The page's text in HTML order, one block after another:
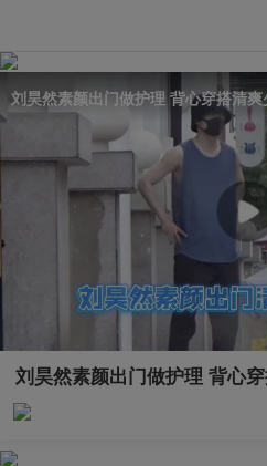
刘昊然素颜出门做护理 背心穿搭清爽
刘昊然素颜出门做护理 背心